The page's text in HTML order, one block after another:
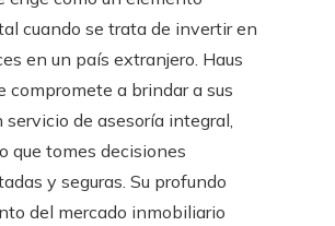
cuando se trata de invertir en
en un país extranjero. Haus
compromete a brindar a sus
de asesoría integral,
que tomes decisiones
y seguras. Su profundo
del mercado inmobiliario